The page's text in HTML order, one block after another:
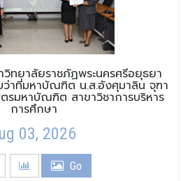
ยาลัยราชภัฏพระนครศรีอยุธยา
าที่มหาบัณฑิต น.ส.อังศุมาลิน จุฑา
มหาบัณฑิต สาขาวิชาการบริหาร
การศึกษา
03, 2026
Go